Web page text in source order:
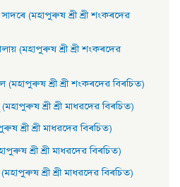
(মহাপুৰুষ শ্ৰী শ্ৰী শংকৰদেৱ
(মহাপুৰুষ শ্ৰী শ্ৰী শংকৰদেৱ
(মহাপুৰুষ শ্ৰী শ্ৰী শংকৰদেৱ বিৰচিত)
শ্ৰী শ্ৰী মাধৱদেৱ বিৰচিত)
শ্ৰী শ্ৰী মাধৱদেৱ বিৰচিত)
শ্ৰী শ্ৰী মাধৱদেৱ বিৰচিত)
শ্ৰী শ্ৰী মাধৱদেৱ বিৰচিত)